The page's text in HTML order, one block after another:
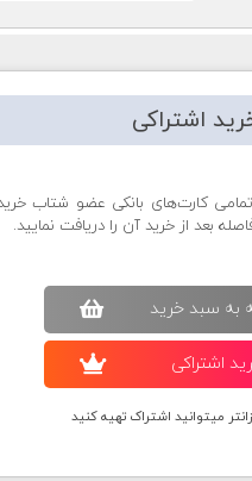
اشتراکی
کارت‌های بانکی عضو شتاب
بعد از خرید آن را دریافت نمایید.
به سبد خريد
اشتراکی
میتوانید اشتراک تهیه کنید